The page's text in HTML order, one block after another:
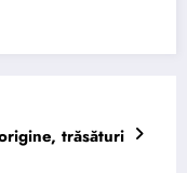
trăsături